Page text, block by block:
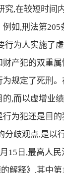
究,在较短时间
如,刑法第205
行为人实施了
产犯的双重
规定了死刑
,而以虚增业
为犯还是目
分歧观点,是以
15日,最高人
解释》,其中